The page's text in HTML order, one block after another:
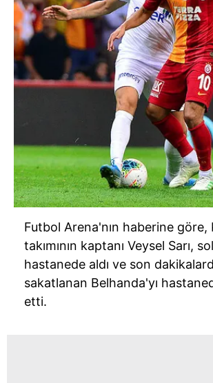
Futbol Arena'nın haberine göre,
takımının kaptanı Veysel Sarı,
hastanede aldı ve son
sakatlanan Belhanda'yı
etti.